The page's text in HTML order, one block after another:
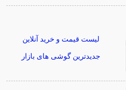
لیست قیمت و خرید آنلاین
جدیدترین گوشی های بازار